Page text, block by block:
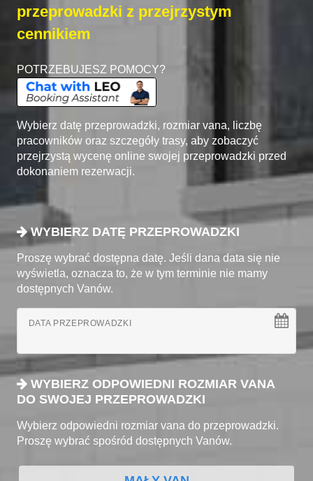
przeprowadzki z przejrzystym
cennikiem
POTRZEBUJESZ POMOCY?
Wybierz datę przeprowadzki, rozmiar vana, liczbę
pracowników oraz szczegóły trasy, aby zobaczyć
przejrzystą wycenę online swojej przeprowadzki przed
dokonaniem rezerwacji.
WYBIERZ DATĘ PRZEPROWADZKI
Proszę wybrać dostępna datę. Jeśli dana data się nie
wyświetla, oznacza to, że w tym terminie nie mamy
dostępnych Vanów.
DATA PRZEPROWADZKI
WYBIERZ ODPOWIEDNI ROZMIAR VANA
DO SWOJEJ PRZEPROWADZKI
Wybierz odpowiedni rozmiar vana do przeprowadzki.
Proszę wybrać spośród dostępnych Vanów.